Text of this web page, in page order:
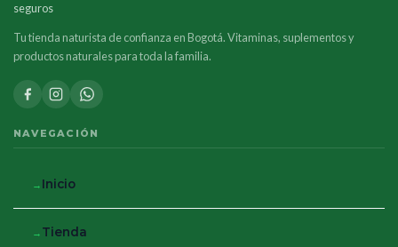
seguros
Tu tienda naturista de confianza en Bogotá. Vitaminas, suplementos y
productos naturales para toda la familia.
NAVEGACIÓN
Inicio
Tienda